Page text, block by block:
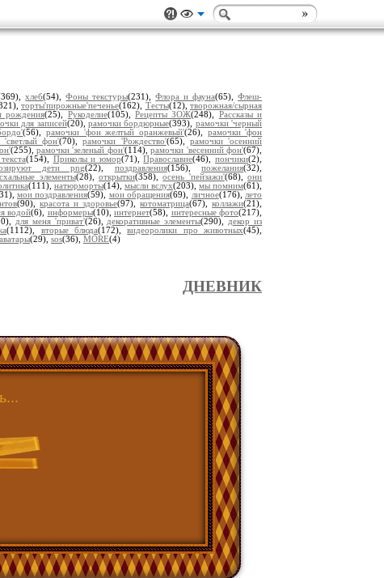
хлеб(54),Фоны текстуры(231),Флора и фауна(65),Флеш-
торты'пирожные'печенье(162), Тесты(12), творожная/сырная
рождения(25), Рукоделие(105),Рецепты ЗОЖ(248), Рассказы и
для записей(20), рамочки бордюрные(393), рамочки 'черный
(56),рамочки 'фон желтый оранжевый'(26), рамочки 'фон
'светлый фон'(70),рамочки 'Рождество'(65), рамочки 'осенний
(255), рамочки 'зеленый фон'(114),рамочки 'весенний фон'(67),
(154), Приколы и юмор(71),Православие(46), пончики(2),
дети png(22), поздравления(156),пожелания(32),
элементы(28), открытки(358),осень 'пейзажи'(68),они
(111), натюрморты(14), мысли вслух(203), мы помним(61),
мои поздравления(59), мои обращения(69), личное(176), лето
(90),красота и здоровье(97),котоматрица(67),коллажи(21),
водой(6), информеры(10), интернет(58), интересные фото(217),
для меня 'приват'(26), декоративные элементы(290), декор из
(1112), вторые блюда(172),видеоролики про животных(45),
аватары(29), sos(36), MORE(4)
ДНЕВНИК